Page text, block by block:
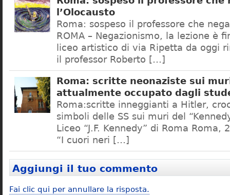
l’Olocausto
Roma: sospeso il professore che
ROMA – Negazionismo, la lezione è
liceo artistico di via Ripetta da oggi
il professor Roberto […]
Roma: scritte neonaziste sui
attualmente occupato dagli
Roma:scritte inneggianti a Hitler,
simboli delle SS sui muri del
Liceo “J.F. Kennedy” di Roma Roma,
“I cuori neri […]
Aggiungi il tuo commento
Fai clic qui per annullare la risposta.